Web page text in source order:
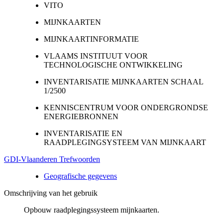
VITO
MIJNKAARTEN
MIJNKAARTINFORMATIE
VLAAMS INSTITUUT VOOR
TECHNOLOGISCHE ONTWIKKELING
INVENTARISATIE MIJNKAARTEN SCHAAL
1/2500
KENNISCENTRUM VOOR ONDERGRONDSE
ENERGIEBRONNEN
INVENTARISATIE EN
RAADPLEGINGSYSTEEM VAN MIJNKAART
GDI-Vlaanderen Trefwoorden
Geografische gegevens
Omschrijving van het gebruik
Opbouw raadplegingssysteem mijnkaarten.